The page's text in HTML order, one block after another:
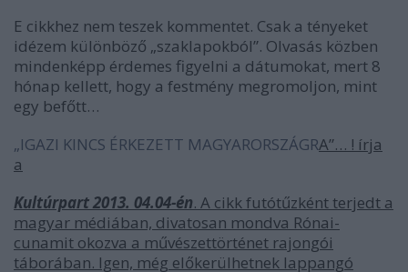
E cikkhez nem teszek kommentet. Csak a tényeket
idézem különböző „szaklapokból”. Olvasás közben
mindenképp érdemes figyelni a dátumokat, mert 8
hónap kellett, hogy a festmény megromoljon, mint
egy befőtt…
„IGAZI KINCS ÉRKEZETT MAGYARORSZÁGRA”… ! írja
a
Kultúrpart 2013. 04.04-én. A cikk futótűzként terjedt a
magyar médiában, divatosan mondva Rónai-
cunamit okozva a művészettörténet rajongói
táborában. Igen, még előkerülhetnek lappangó